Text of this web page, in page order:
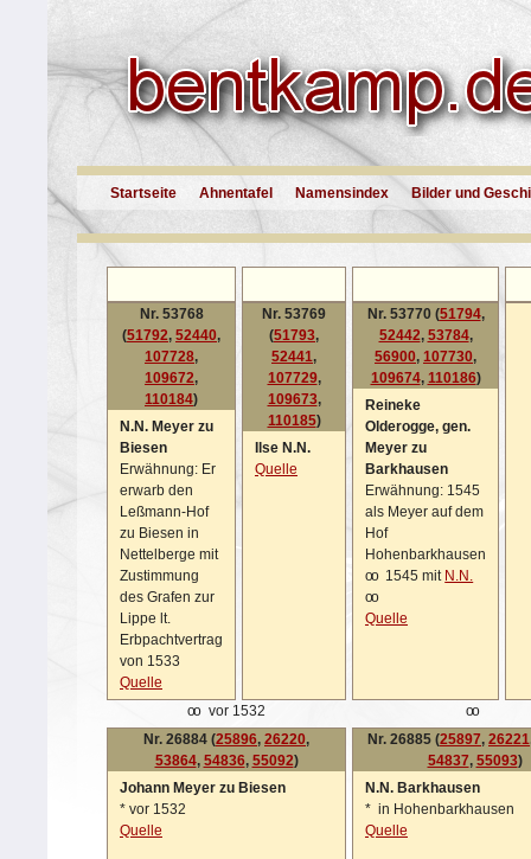
Startseite Ahnentafel Namensindex Bilder und
Nr. 53768
(51792, 52440,
107728,
109672,
110184)
N.N. Meyer zu
Biesen
Erwähnung: Er
erwarb den
Leßmann-Hof
zu Biesen in
Nettelberge mit
Zustimmung
des Grafen zur
Lippe lt.
Erbpachtvertrag
von 1533
Quelle
Nr. 53769
(51793,
52441,
107729,
109673,
110185)
Ilse N.N.
Quelle
Nr. 53770 (51794,
52442, 53784,
56900, 107730,
109674, 110186)
Reineke
Olderogge, gen.
Meyer zu
Barkhausen
Erwähnung: 1545
als Meyer auf dem
Hof
Hohenbarkhausen
oo
1545 mit N.N.
oo
Quelle
oo vor 1532
oo
Nr. 26884 (25896, 26220,
53864, 54836, 55092)
Johann Meyer zu Biesen
* vor 1532
Quelle
Nr. 26885 (25897, 26221
54837, 55093)
N.N. Barkhausen
* in Hohenbarkhausen
Quelle